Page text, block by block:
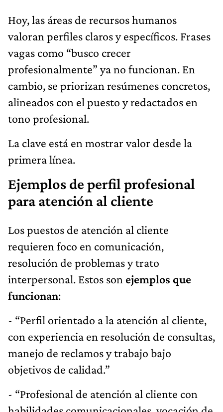
Hoy, las áreas de recursos humanos
valoran perfiles claros y específicos. Frases
vagas como “busco crecer
profesionalmente” ya no funcionan. En
cambio, se priorizan resúmenes concretos,
alineados con el puesto y redactados en
tono profesional.
La clave está en mostrar valor desde la
primera línea.
Ejemplos de perfil profesional
para atención al cliente
Los puestos de atención al cliente
requieren foco en comunicación,
resolución de problemas y trato
interpersonal. Estos son ejemplos que
funcionan:
- “Perfil orientado a la atención al cliente,
con experiencia en resolución de consultas,
manejo de reclamos y trabajo bajo
objetivos de calidad.”
- “Profesional de atención al cliente con